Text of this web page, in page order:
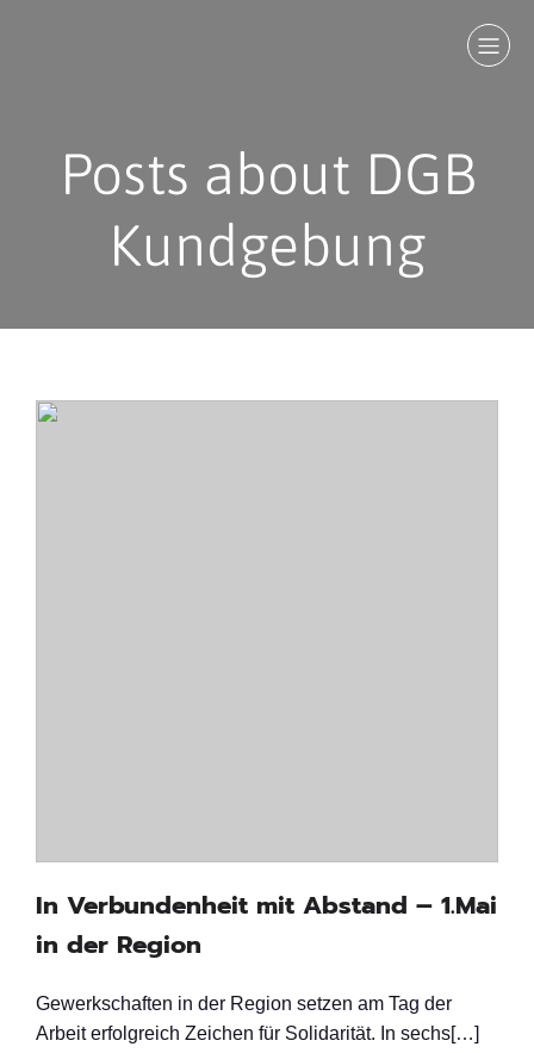
Posts about DGB
Kundgebung
In Verbundenheit mit Abstand – 1.Mai
in der Region
Gewerkschaften in der Region setzen am Tag der
Arbeit erfolgreich Zeichen für Solidarität. In sechs[…]